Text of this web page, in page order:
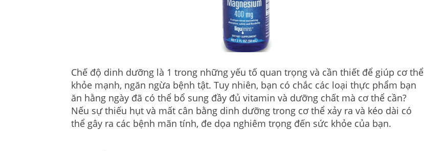
Chế độ dinh dưỡng là 1 trong những yếu tố quan trọng và cần thiết để giúp cơ thể
khỏe mạnh, ngăn ngừa bệnh tật. Tuy nhiên, bạn có chắc các loại thực phẩm bạn
ăn hằng ngày đã có thể bổ sung đầy đủ vitamin và dưỡng chất mà cơ thể cần?
Nếu sự thiếu hụt và mất cân bằng dinh dưỡng trong cơ thể xảy ra và kéo dài có
thể gây ra các bệnh mãn tính, đe dọa nghiêm trọng đến sức khỏe của bạn.